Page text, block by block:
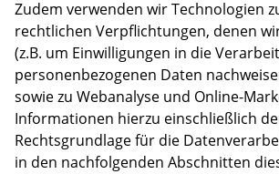
Zudem verwenden wir Technologien
rechtlichen Verpflichtungen, denen
(z.B. um Einwilligungen in die
personenbezogenen Daten
sowie zu Webanalyse und Online-
Informationen hierzu einschließlich
Rechtsgrundlage für die
in den nachfolgenden Abschnitten